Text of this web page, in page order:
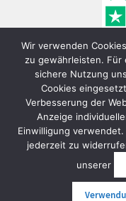
© FunShop Wien -
Datenschutzerklärung
Wir verwenden
zu gewährleisten.
sichere Nutzung
Cookies
Verbesserung der
Anzeige
Einwilligung
jederzeit zu
unserer